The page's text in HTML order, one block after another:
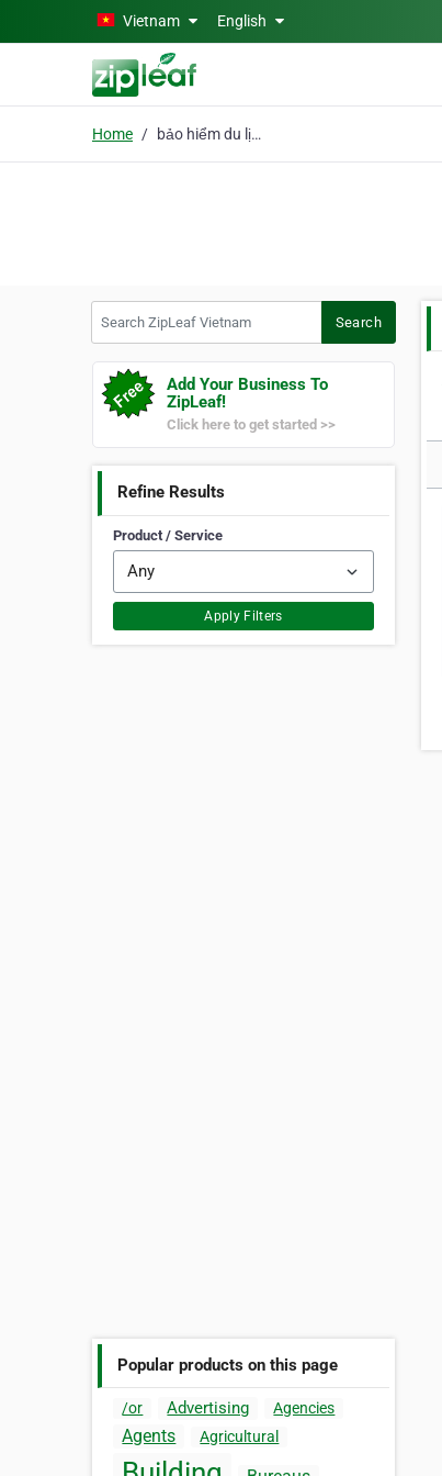
Skip to main contentVietnam English
Home bảo hiểm du lịch
Search
Add Your Business To
ZipLeaf!
Click here to get started >>
Refine Results
Product / Service
Apply Filters
Popular products on this page
/or Advertising Agencies
Agents Agricultural